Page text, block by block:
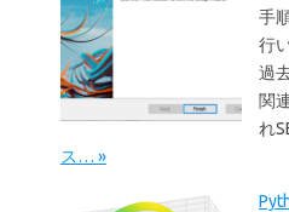
手
行
過
関
れ
ス… »